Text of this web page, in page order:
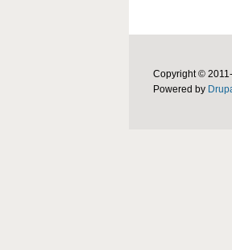
Copyright ©
Powered by